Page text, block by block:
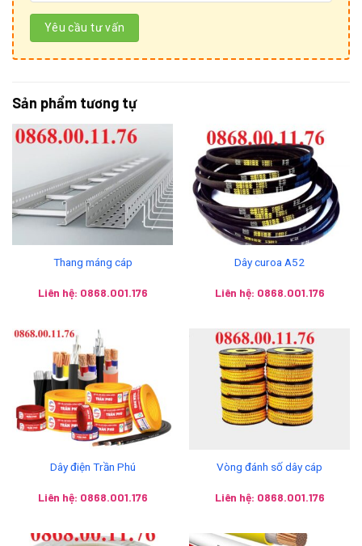
Sản phẩm tương tự
Thang máng cáp
Liên hệ: 0868.001.176
Dây curoa A52
Liên hệ: 0868.001.176
Dây điện Trần Phú
Liên hệ: 0868.001.176
Vòng đánh số dây cáp
Liên hệ: 0868.001.176